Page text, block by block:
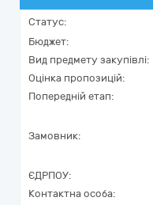
Статус:
Бюджет:
Вид предмету закупівлі:
Оцінка пропозицій:
Попередній етап:
Замовник:
ЄДРПОУ:
Контактна особа: